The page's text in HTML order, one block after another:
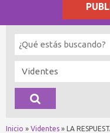
Inicio » Videntes » LA